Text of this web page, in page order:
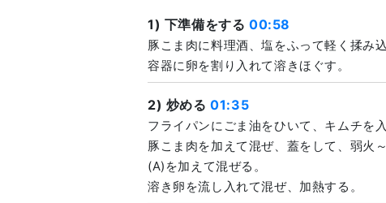
1) 下準備をする00:58
豚こま肉に料理酒、塩をふって軽く揉み込
容器に卵を割り入れて溶きほぐす。
2) 炒める01:35
フライパンにごま油をひいて、キムチを
豚こま肉を加えて混ぜ、蓋をして、弱火
(A)を加えて混ぜる。
溶き卵を流し入れて混ぜ、加熱する。